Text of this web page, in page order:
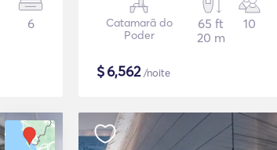
6
Catamarã do
Poder
65 ft
20 m
10
$6,562/noite